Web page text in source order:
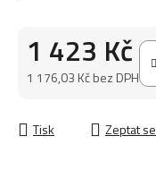
1 423 Kč
1 176,03 Kč bez DPH
Tisk Zeptat se